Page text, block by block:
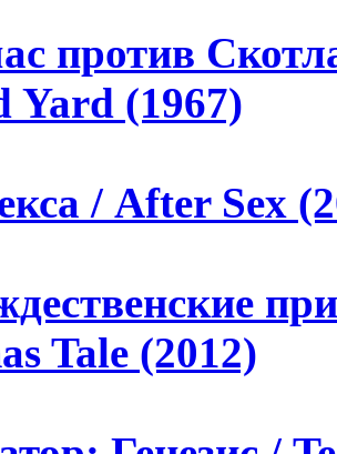
против
Yard (1967)
/ After Sex
Tale (2012)